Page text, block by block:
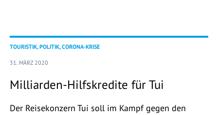
TOURISTIK, POLITIK, CORONA-KRISE
31. MÄRZ 2020
Milliarden-Hilfskredite für Tui
Der Reisekonzern Tui soll im Kampf gegen den